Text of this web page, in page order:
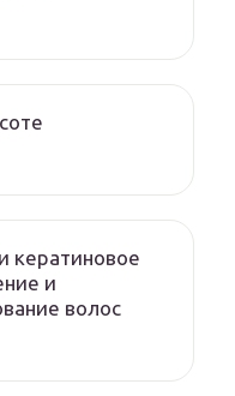
кератиновое
и
волос